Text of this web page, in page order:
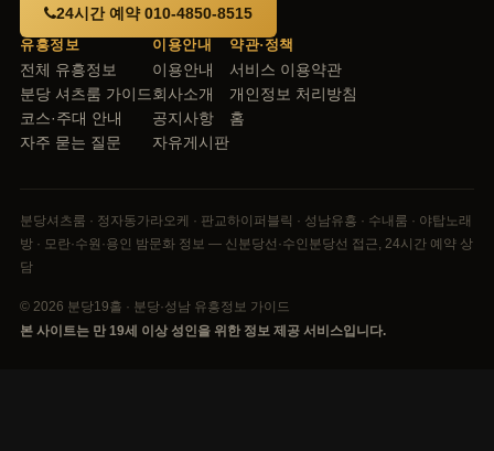
24시간 예약 010-4850-8515
유흥정보
전체 유흥정보
분당 셔츠룸 가이드
코스·주대 안내
자주 묻는 질문
이용안내
이용안내
회사소개
공지사항
자유게시판
약관·정책
서비스 이용약관
개인정보 처리방침
홈
분당셔츠룸 · 정자동가라오케 · 판교하이퍼블릭 · 성남유흥 · 수내룸 · 야탑노래
방 · 모란·수원·용인 밤문화 정보 — 신분당선·수인분당선 접근, 24시간 예약 상
담
© 2026 분당19홀 · 분당·성남 유흥정보 가이드
본 사이트는 만 19세 이상 성인을 위한 정보 제공 서비스입니다.